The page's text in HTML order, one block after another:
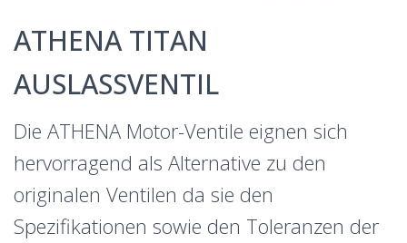
ATHENA TITAN
AUSLASSVENTIL
Die ATHENA Motor-Ventile eignen sich
hervorragend als Alternative zu den
originalen Ventilen da sie den
Spezifikationen sowie den Toleranzen der